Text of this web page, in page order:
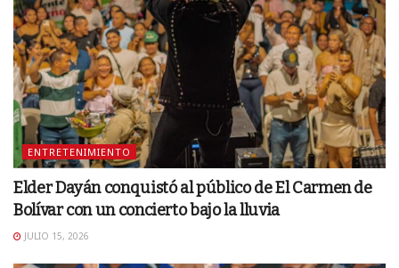
ENTRETENIMIENTO
Elder Dayán conquistó al público de El Carmen de
Bolívar con un concierto bajo la lluvia
JULIO 15, 2026